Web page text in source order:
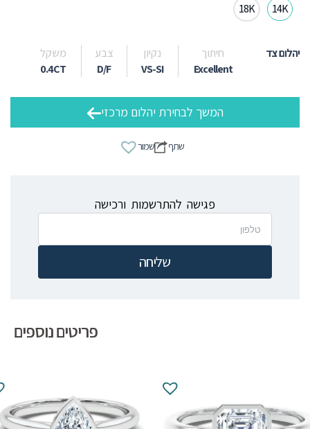
18K 14K
יהלום צד חיתוך נקיון צבע
משקל
Excellent
VS-SI
D/F
0.4CT
המשך לבחירת יהלום מרכזי
שמור שתף
פגישה להתרשמות ורכישה
שליחה
פריטים נוספים